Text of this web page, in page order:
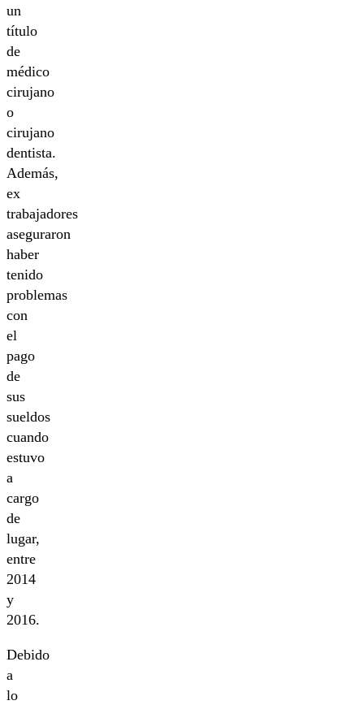
un
título
de
médico
cirujano
o
cirujano
dentista.
Además,
ex
trabajadores
aseguraron
haber
tenido
problemas
con
el
pago
de
sus
sueldos
cuando
estuvo
a
cargo
de
lugar,
entre
2014
y
2016.
Debido
a
lo